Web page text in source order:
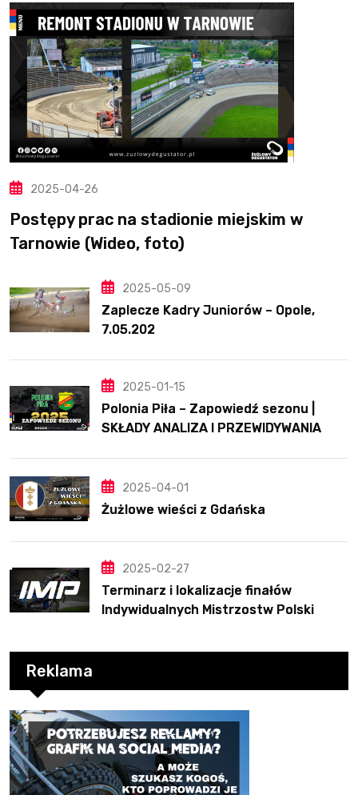
2025-04-26
Postępy prac na stadionie miejskim w
Tarnowie (Wideo, foto)
2025-05-09
Zaplecze Kadry Juniorów – Opole,
7.05.202
2025-01-15
Polonia Piła – Zapowiedź sezonu |
SKŁADY ANALIZA I PRZEWIDYWANIA
2025-04-01
Żużlowe wieści z Gdańska
2025-02-27
Terminarz i lokalizacje finałów
Indywidualnych Mistrzostw Polski
Reklama